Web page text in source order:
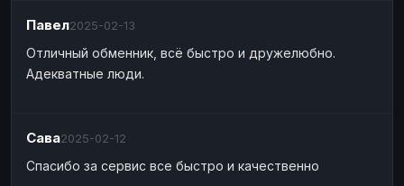
Павел2025-02-13
Отличный обменник, всё быстро и дружелюбно.
Адекватные люди.
Сава2025-02-12
Спасибо за сервис все быстро и качественно